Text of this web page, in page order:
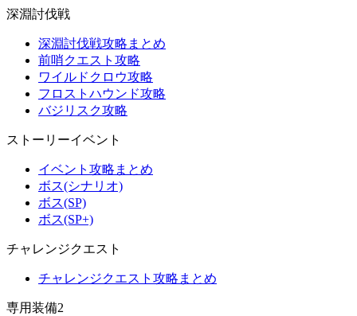
深淵討伐戦
深淵討伐戦攻略まとめ
前哨クエスト攻略
ワイルドクロウ攻略
フロストハウンド攻略
バジリスク攻略
ストーリーイベント
イベント攻略まとめ
ボス(シナリオ)
ボス(SP)
ボス(SP+)
チャレンジクエスト
チャレンジクエスト攻略まとめ
専用装備2